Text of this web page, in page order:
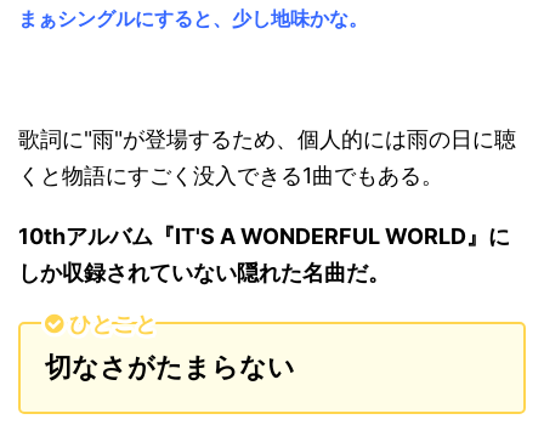
まぁシングルにすると、少し地味かな。
歌詞に"雨"が登場するため、個人的には雨の日に聴
くと物語にすごく没入できる1曲でもある。
10thアルバム『IT'S A WONDERFUL WORLD』に
しか収録されていない隠れた名曲だ。
ひとこと
切なさがたまらない